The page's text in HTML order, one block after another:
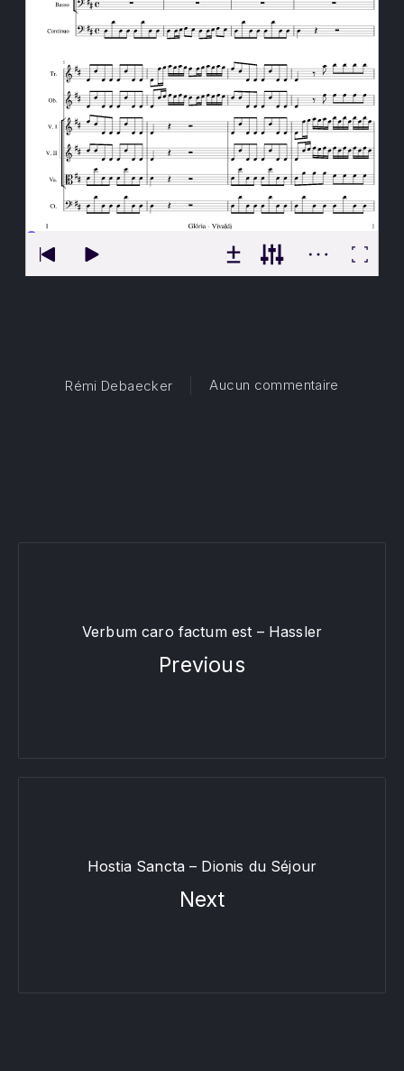
Rémi Debaecker Aucun commentaire
Verbum caro factum est – Hassler
Previous
Hostia Sancta – Dionis du Séjour
Next